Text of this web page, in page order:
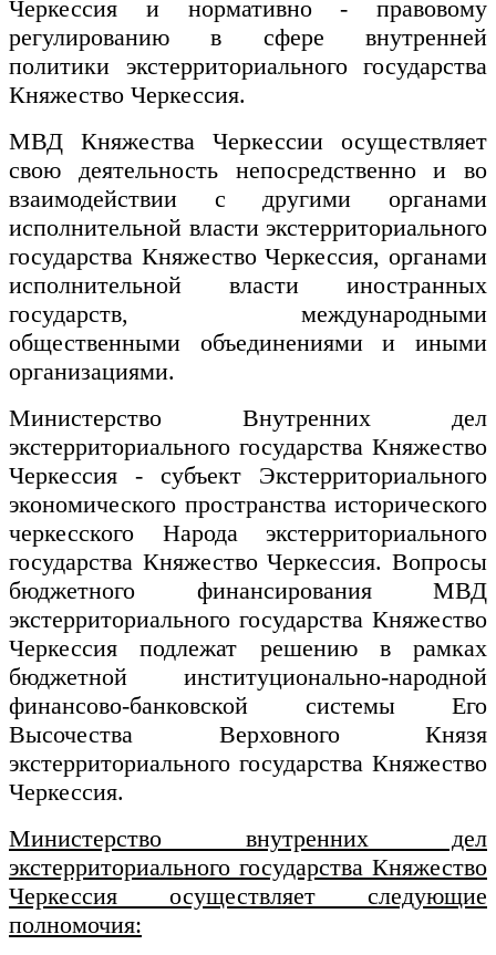
Черкессия и нормативно - правовому
регулированию в сфере внутренней
политики экстерриториального государства
Княжество Черкессия.
МВД Княжества Черкессии осуществляет
свою деятельность непосредственно и во
взаимодействии с другими органами
исполнительной власти экстерриториального
государства Княжество Черкессия, органами
исполнительной власти иностранных
государств, международными
общественными объединениями и иными
организациями.
Министерство Внутренних дел
экстерриториального государства Княжество
Черкессия - субъект Экстерриториального
экономического пространства исторического
черкесского Народа экстерриториального
государства Княжество Черкессия. Вопросы
бюджетного финансирования МВД
экстерриториального государства Княжество
Черкессия подлежат решению в рамках
бюджетной институционально-народной
финансово-банковской системы Его
Высочества Верховного Князя
экстерриториального государства Княжество
Черкессия.
Министерство внутренних дел
экстерриториального государства Княжество
Черкессия осуществляет следующие
полномочия: